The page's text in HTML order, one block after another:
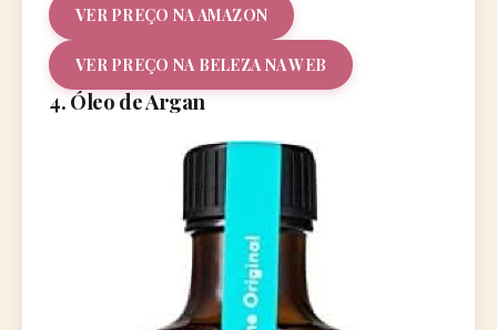
VER PREÇO NA AMAZON
VER PREÇO NA BELEZA NA WEB
4. Óleo de Argan